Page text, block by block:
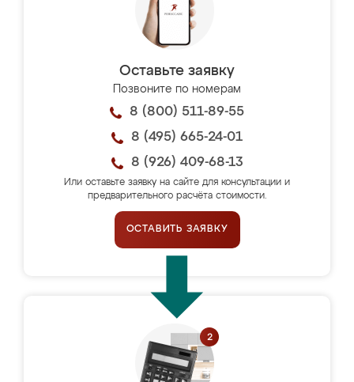
Оставьте заявку
Позвоните по номерам
8 (800) 511-89-55
8 (495) 665-24-01
8 (926) 409-68-13
Или оставьте заявку на сайте для консультации и
предварительного расчёта стоимости.
ОСТАВИТЬ ЗАЯВКУ